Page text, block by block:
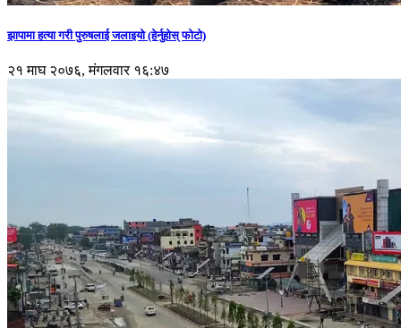
झापामा हत्या गरी पुरुषलाई जलाइयो (हेर्नुहाेस् फाेटाे)
२१ माघ २०७६, मंगलवार १६:४७